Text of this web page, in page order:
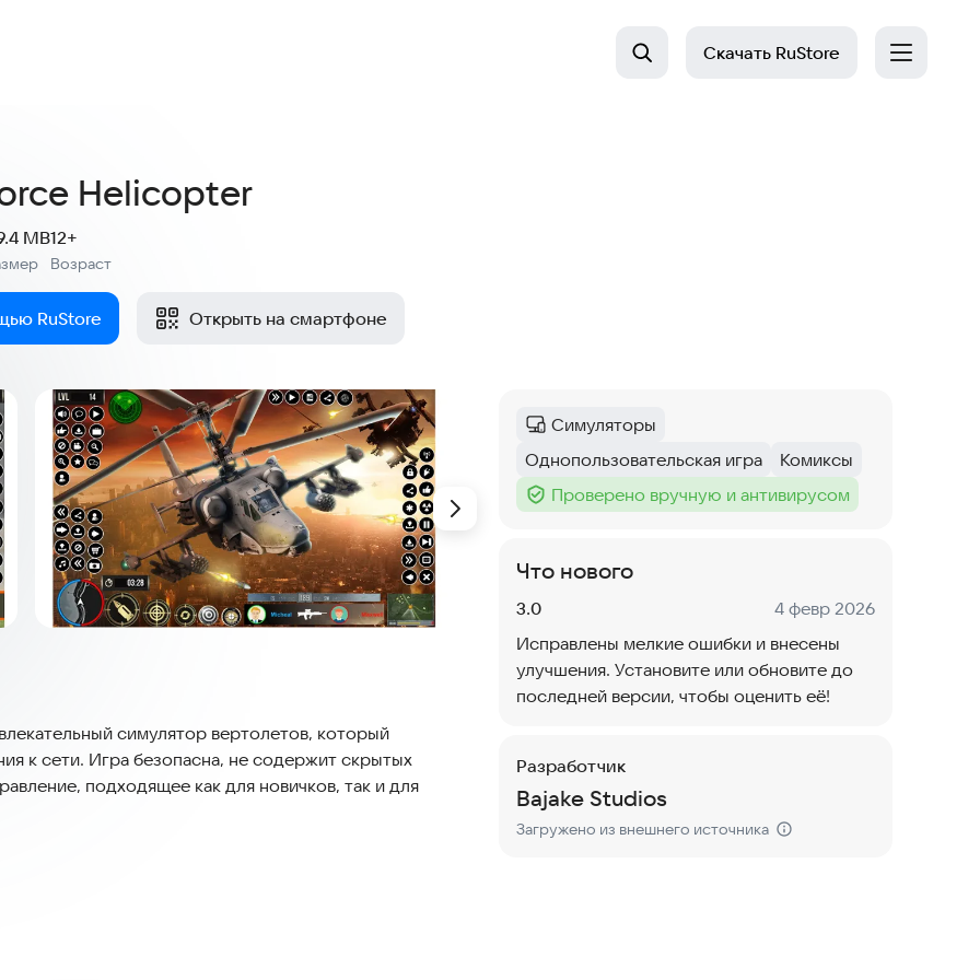
Скачать RuStore
Helicopter
MB
Возраст
12+
RuStore Открыть на смартфоне
симулятор вертолетов, который
к сети. Игра безопасна, не содержит скрытых
подходящее как для новичков, так и для
цели: танки, боевые корабли и другие
заданиям в свободных вертолетах. Миссии
Категория:
Симуляторы
Тег:
Однопользовательская игра
Тег:
Комиксы
Тег :
Проверено вручную и антивирусом
Что нового
Версия:
3.0 Дата:
4 февр 2026
Исправлены мелкие ошибки и внесены
улучшения. Установите или обновите до
последней версии, чтобы оценить её!
Разработчик
Bajake Studios
Загружено из внешнего источника